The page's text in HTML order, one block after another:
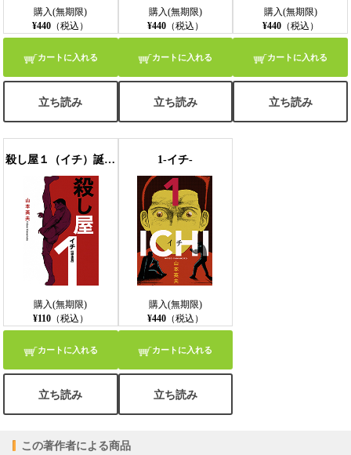
購入(無期限)
¥440 （税込）
カートに入れる
立ち読み
購入(無期限)
¥440（税込）
カートに入れる
立ち読み
購入(無期限)
¥440（税込）
カートに入れる
立ち読み
殺し屋１（イチ）誕生編
購入(無期限)
¥110（税込）
カートに入れる
立ち読み
1-イチ-
購入(無期限)
¥440（税込）
カートに入れる
立ち読み
この著作者による商品